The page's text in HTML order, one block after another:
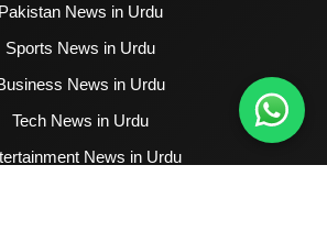
Pakistan News in Urdu
Sports News in Urdu
News in Urdu
Tech News in Urdu
News in Urdu